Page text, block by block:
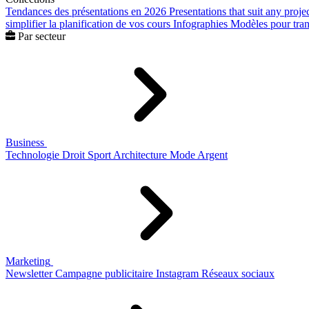
Tendances des présentations en 2026 Presentations that suit any
simplifier la planification de vos cours Infographies Modèles pour
Par secteur
Business
Technologie Droit Sport Architecture Mode Argent
Marketing
Newsletter Campagne publicitaire Instagram Réseaux sociaux